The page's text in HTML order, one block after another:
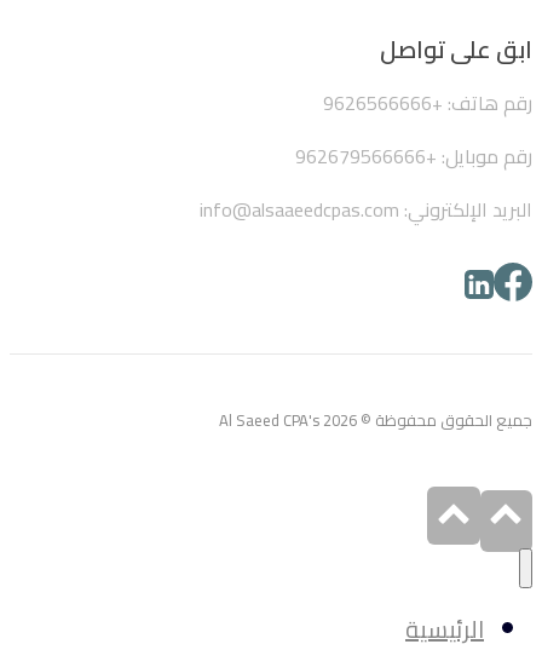
ابق على تواصل
رقم هاتف: +9626566666
رقم موبايل: +962679566666
البريد الإلكتروني: info@alsaaeedcpas.com
جميع الحقوق محفوظة © Al Saeed CPA's 2026
الرئيسية